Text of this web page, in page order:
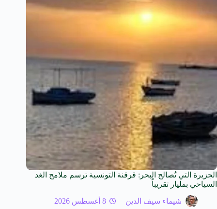
الجزيرة التي تُصالح البحر: قرقنة التونسية ترسم ملامح الغد
السياحي بمليار تقريباً
شيماء سيف الدين
8 أغسطس 2026